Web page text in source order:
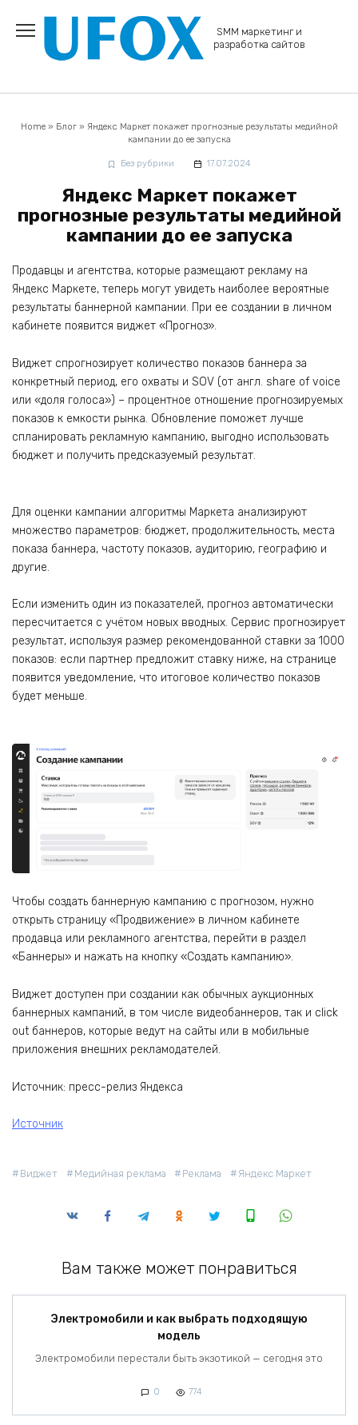
содержанию
SMM маркетинг и
разработка сайтов
Home» Блог» Яндекс Маркет покажет прогнозные результаты медийной
кампании до ее запуска
Без рубрики 17.07.2024
Яндекс Маркет покажет
прогнозные результаты медийной
кампании до ее запуска
Продавцы и агентства, которые размещают рекламу на
Яндекс Маркете, теперь могут увидеть наиболее вероятные
результаты баннерной кампании. При ее создании в личном
кабинете появится виджет «Прогноз».
Виджет спрогнозирует количество показов баннера за
конкретный период, его охваты и SOV (от англ. share of voice
или «доля голоса») – процентное отношение прогнозируемых
показов к емкости рынка. Обновление поможет лучше
спланировать рекламную кампанию, выгодно использовать
бюджет и получить предсказуемый результат.
Для оценки кампании алгоритмы Маркета анализируют
множество параметров: бюджет, продолжительность, места
показа баннера, частоту показов, аудиторию, географию и
другие.
Если изменить один из показателей, прогноз автоматически
пересчитается с учётом новых вводных. Сервис прогнозирует
результат, используя размер рекомендованной ставки за 1000
показов: если партнер предложит ставку ниже, на странице
появится уведомление, что итоговое количество показов
будет меньше.
Чтобы создать баннерную кампанию с прогнозом, нужно
открыть страницу «Продвижение» в личном кабинете
продавца или рекламного агентства, перейти в раздел
«Баннеры» и нажать на кнопку «Создать кампанию».
Виджет доступен при создании как обычных аукционных
баннерных кампаний, в том числе видеобаннеров, так и click
out баннеров, которые ведут на сайты или в мобильные
приложения внешних рекламодателей.
Источник: пресс-релиз Яндекса
Источник
Виджет Медийная реклама Реклама Яндекс Маркет
Вам также может понравиться
Электромобили и как выбрать подходящую
модель
Электромобили перестали быть экзотикой — сегодня это
0 774